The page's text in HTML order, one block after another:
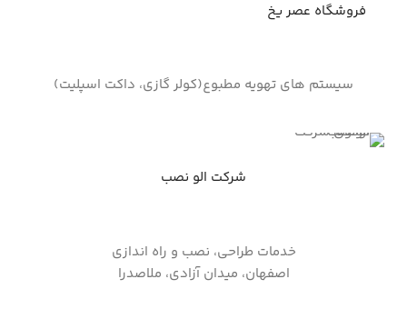
فروشگاه عصر یخ
سیستم های تهویه مطبوع(کولر گازی، داکت اسپلیت)
شرکت الو نصب
خدمات طراحی، نصب و راه اندازی
اصفهان، میدان آزادی، ملاصدرا